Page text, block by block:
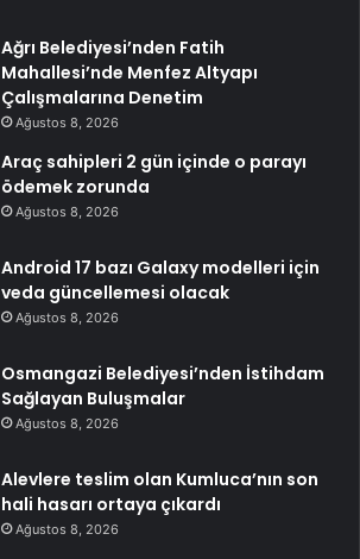
Ağrı Belediyesi’nden Fatih
Mahallesi’nde Menfez Altyapı
Çalışmalarına Denetim
Ağustos 8, 2026
Araç sahipleri 2 gün içinde o parayı
ödemek zorunda
Ağustos 8, 2026
Android 17 bazı Galaxy modelleri için
veda güncellemesi olacak
Ağustos 8, 2026
Osmangazi Belediyesi’nden İstihdam
Sağlayan Buluşmalar
Ağustos 8, 2026
Alevlere teslim olan Kumluca’nın son
hali hasarı ortaya çıkardı
Ağustos 8, 2026